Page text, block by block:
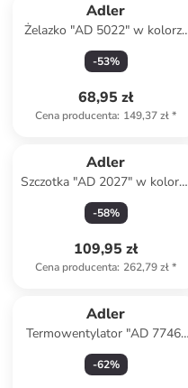
Adler
Żelazko "AD 5022" w kolorze
fioletowym
-53%
68,95 zł
Cena producenta: 149,37 zł*
Adler
Szczotka "AD 2027" w kolorze
biało-jasnoróżowym do loków
-58%
109,95 zł
Cena producenta: 262,79 zł*
Adler
Termowentylator "AD 7746"
w kolorze białym
-62%